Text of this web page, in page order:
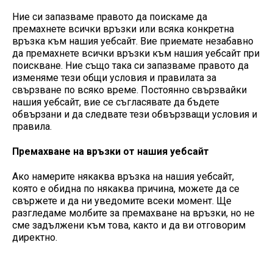
Ние си запазваме правото да поискаме да
премахнете всички връзки или всяка конкретна
връзка към нашия уебсайт. Вие приемате незабавно
да премахнете всички връзки към нашия уебсайт при
поискване. Ние също така си запазваме правото да
изменяме тези общи условия и правилата за
свързване по всяко време. Постоянно свързвайки
нашия уебсайт, вие се съгласявате да бъдете
обвързани и да следвате тези обвързващи условия и
правила.
Премахване на връзки от нашия уебсайт
Ако намерите някаква връзка на нашия уебсайт,
която е обидна по някаква причина, можете да се
свържете и да ни уведомите всеки момент. Ще
разгледаме молбите за премахване на връзки, но не
сме задължени към това, както и да ви отговорим
директно.